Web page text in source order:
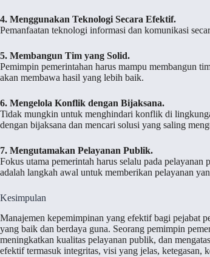
4. Menggunakan Teknologi Secara Efektif.
Pemanfaatan teknologi informasi dan komunikasi
5. Membangun Tim yang Solid.
Pemimpin pemerintahan harus mampu membangun
akan membawa hasil yang lebih baik.
6. Mengelola Konflik dengan Bijaksana.
Tidak mungkin untuk menghindari konflik di
dengan bijaksana dan mencari solusi yang saling
7. Mengutamakan Pelayanan Publik.
Fokus utama pemerintah harus selalu pada
adalah langkah awal untuk memberikan pelayanan
Kesimpulan
Manajemen kepemimpinan yang efektif bagi pejabat
yang baik dan berdaya guna. Seorang pemimpin
meningkatkan kualitas pelayanan publik, dan
efektif termasuk integritas, visi yang jelas, ketegasan,